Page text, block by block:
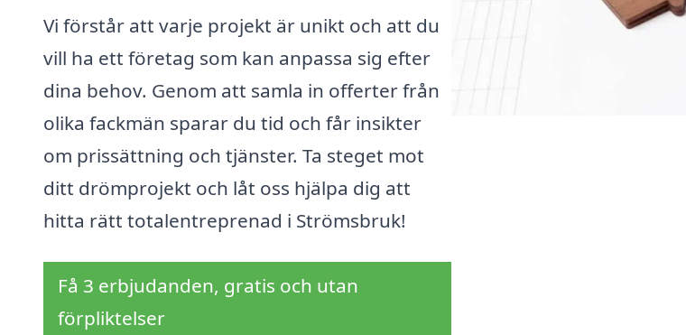
Vi förstår att varje projekt är unikt och att du
vill ha ett företag som kan anpassa sig efter
dina behov. Genom att samla in offerter från
olika fackmän sparar du tid och får insikter
om prissättning och tjänster. Ta steget mot
ditt drömprojekt och låt oss hjälpa dig att
hitta rätt totalentreprenad i Strömsbruk!
Få 3 erbjudanden, gratis och utan
förpliktelser